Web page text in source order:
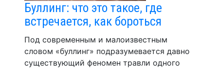
Буллинг: что это такое, где
встречается, как бороться
Под современным и малоизвестным
словом «буллинг» подразумевается давно
существующий феномен травли одного